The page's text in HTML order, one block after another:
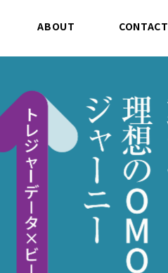
ABOUT CONTACT